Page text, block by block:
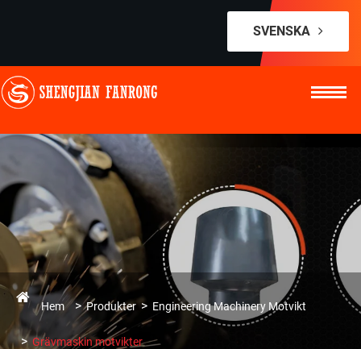
SVENSKA
Hem Produkter Engineering Machinery Motvikt
Grävmaskin motvikter